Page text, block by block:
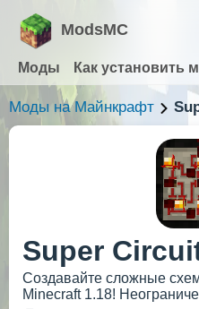
ModsMC
Моды Как установить
Моды на Майнкрафт
Super
Создавайте сложные
Minecraft 1.18!